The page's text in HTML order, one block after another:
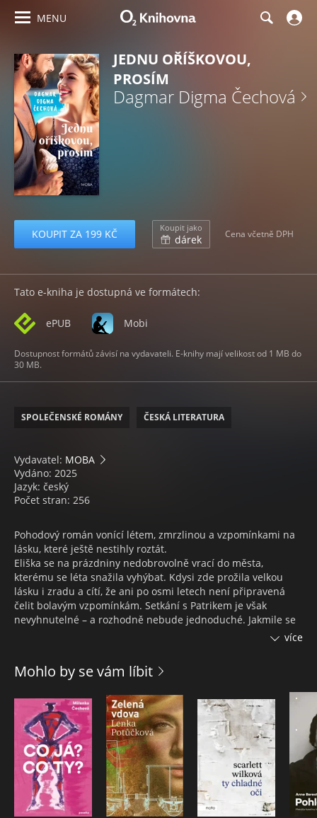
MENU
JEDNU OŘÍŠKOVOU,
PROSÍM
Dagmar Digma Čechová
KOUPIT ZA 199 KČ Koupit jako
dárek Cena včetně DPH
Tato e-kniha je dostupná ve formátech:
ePUB Mobi
Dostupnost formátů závisí na vydavateli. E-knihy mají velikost od 1 MB do
30 MB.
SPOLEČENSKÉ ROMÁNY ČESKÁ LITERATURA
Vydavatel: MOBA
Vydáno: 2025
Jazyk: český
Počet stran: 256
Pohodový román vonící létem, zmrzlinou a vzpomínkami na
lásku, které ještě nestihly roztát.
Eliška se na prázdniny nedobrovolně vrací do města,
kterému se léta snažila vyhýbat. Kdysi zde prožila velkou
lásku i zradu a cítí, že ani po osmi letech není připravená
čelit bolavým vzpomínkám. Setkání s Patrikem je však
nevyhnutelné – a rozhodně nebude jednoduché. Jakmile se
Eliška ocitne v dobře známém prostředí, všechny city jako by
pravda konečně vyjde na povrch? Mohlo by snad tohle léto
více
Mohlo by se vám líbit